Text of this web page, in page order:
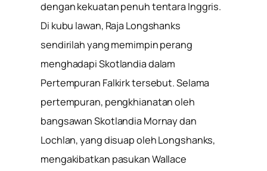
dengan kekuatan penuh tentara Inggris.
Di kubu lawan, Raja Longshanks
sendirilah yang memimpin perang
menghadapi Skotlandia dalam
Pertempuran Falkirk tersebut. Selama
pertempuran, pengkhianatan oleh
bangsawan Skotlandia Mornay dan
Lochlan, yang disuap oleh Longshanks,
mengakibatkan pasukan Wallace